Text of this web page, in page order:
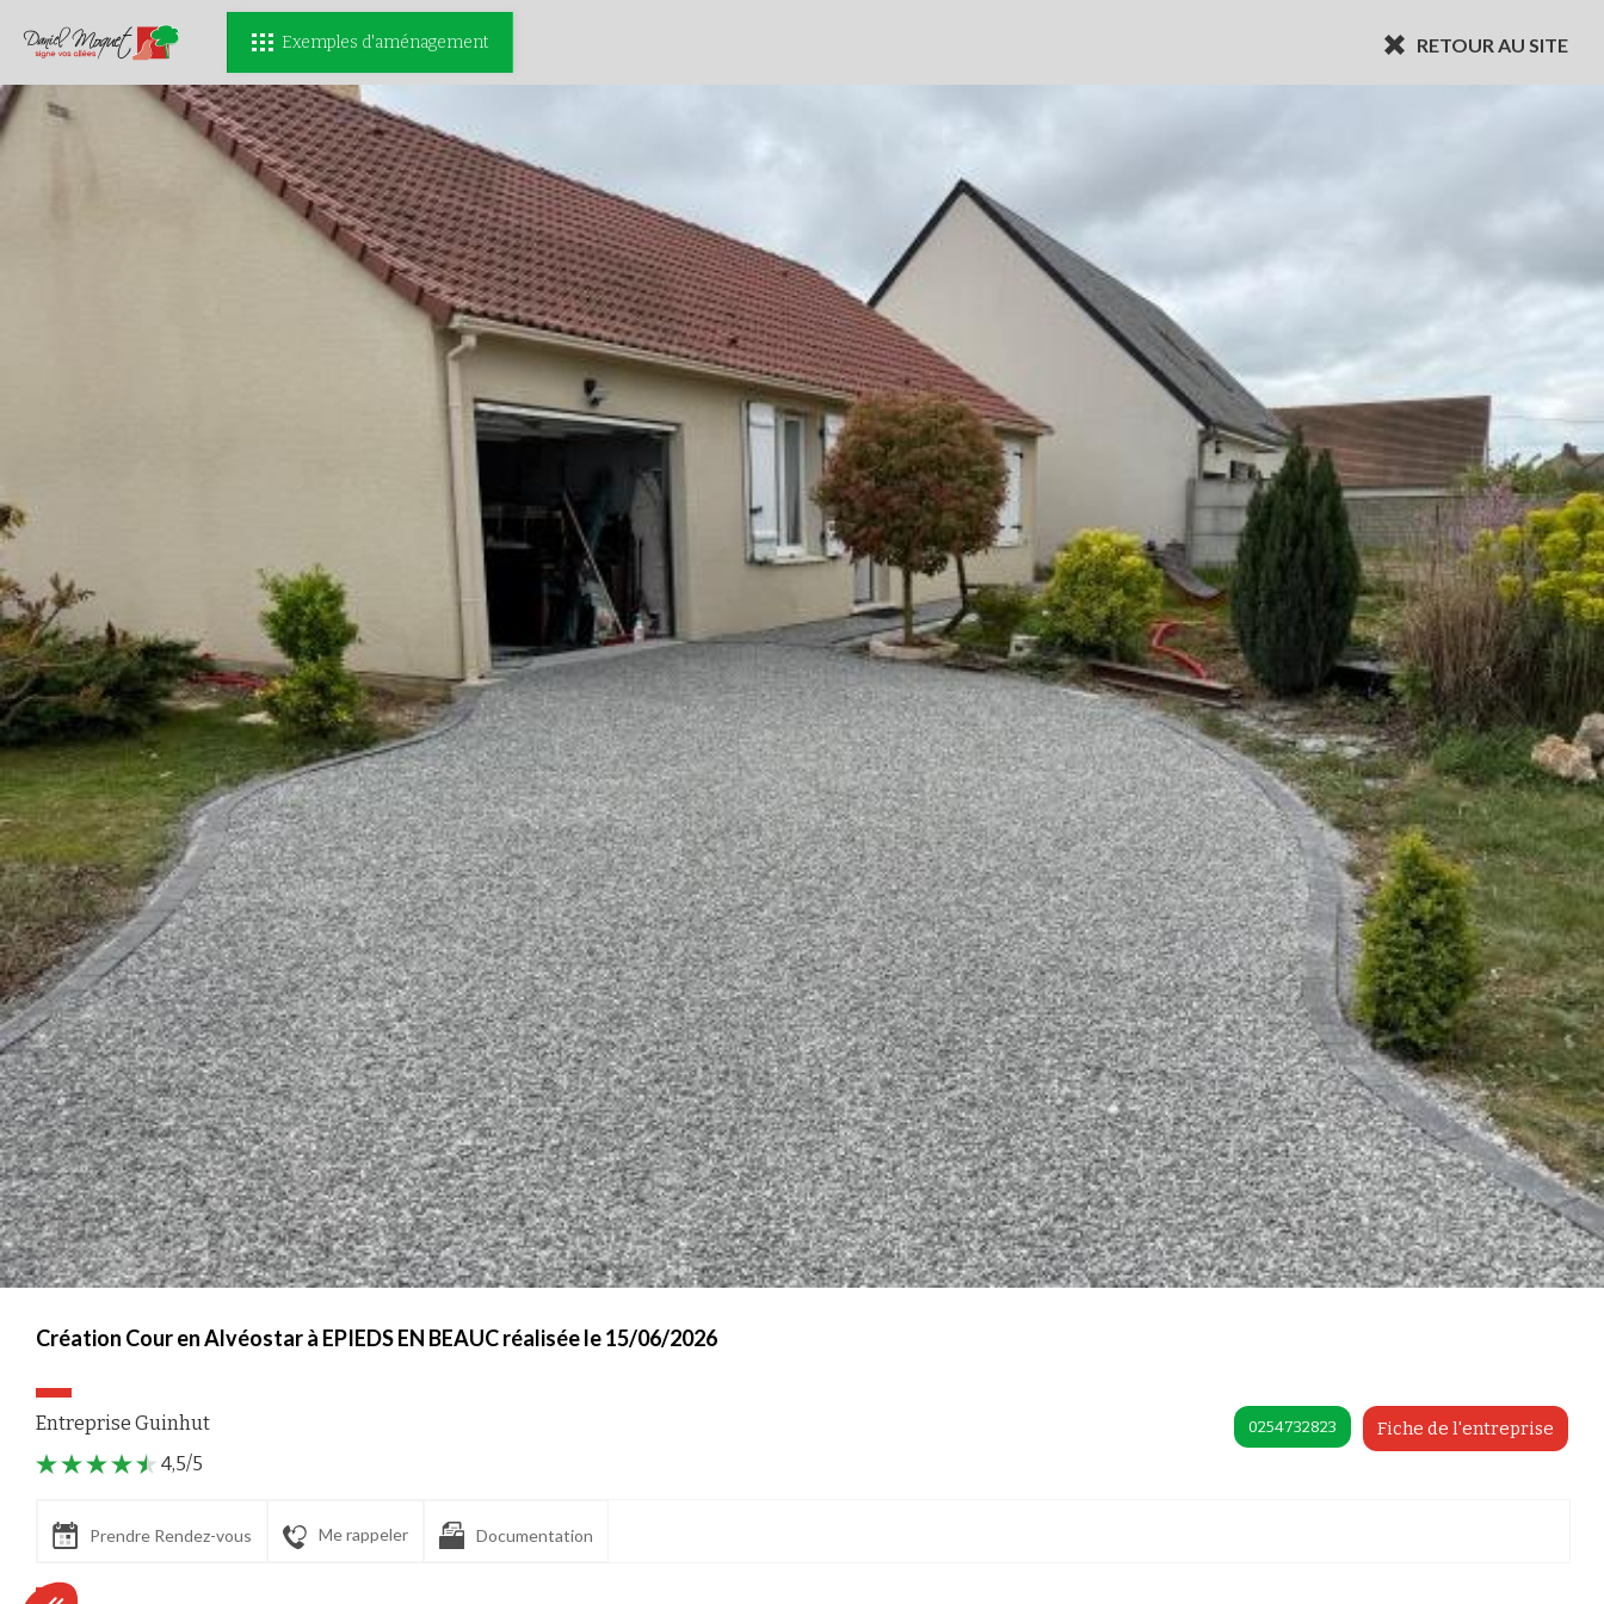
RETOUR AU SITE
Exemples d'aménagement
Création Cour en Alvéostar à EPIEDS EN BEAUC réalisée le 15/06/2026
Entreprise Guinhut Fiche de l'entreprise
0254732823
4,5/5
Prendre Rendez-vous Me rappeler Documentation
Notre plateforme vous permet d'adapter et de gérer vos paramètres de confidentialité, en garantissant la conformité avec les réglementations. Personnalisez vos préférences pour contrôler la manière dont vos informations sont manipulées.